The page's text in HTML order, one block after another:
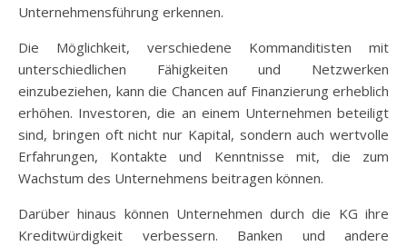
Unternehmensführung erkennen.
Die Möglichkeit, verschiedene Kommanditisten mit
unterschiedlichen Fähigkeiten und Netzwerken
einzubeziehen, kann die Chancen auf Finanzierung erheblich
erhöhen. Investoren, die an einem Unternehmen beteiligt
sind, bringen oft nicht nur Kapital, sondern auch wertvolle
Erfahrungen, Kontakte und Kenntnisse mit, die zum
Wachstum des Unternehmens beitragen können.
Darüber hinaus können Unternehmen durch die KG ihre
Kreditwürdigkeit verbessern. Banken und andere